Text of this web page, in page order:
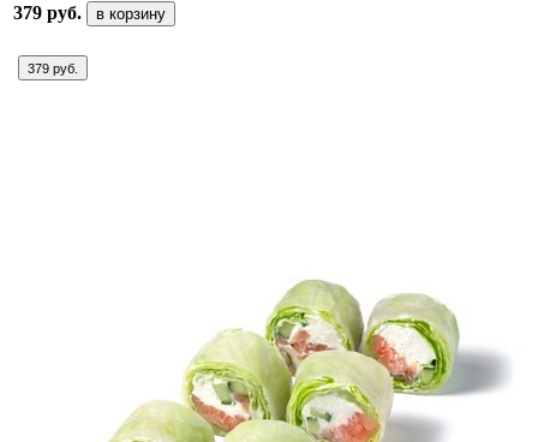
379 руб. в корзину
379 руб.